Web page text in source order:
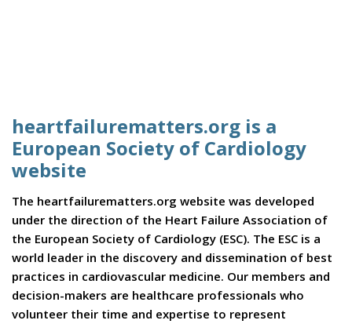
heartfailurematters.org is a
European Society of Cardiology
website
The heartfailurematters.org website was developed
under the direction of the Heart Failure Association of
the European Society of Cardiology (ESC). The ESC is a
world leader in the discovery and dissemination of best
practices in cardiovascular medicine. Our members and
decision-makers are healthcare professionals who
volunteer their time and expertise to represent